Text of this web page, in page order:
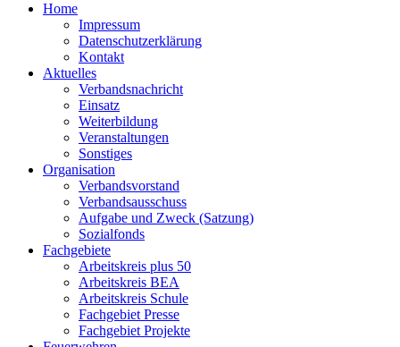
Home
Impressum
Datenschutzerklärung
Kontakt
Aktuelles
Verbandsnachricht
Einsatz
Weiterbildung
Veranstaltungen
Sonstiges
Organisation
Verbandsvorstand
Verbandsausschuss
Aufgabe und Zweck (Satzung)
Sozialfonds
Fachgebiete
Arbeitskreis plus 50
Arbeitskreis BEA
Arbeitskreis Schule
Fachgebiet Presse
Fachgebiet Projekte